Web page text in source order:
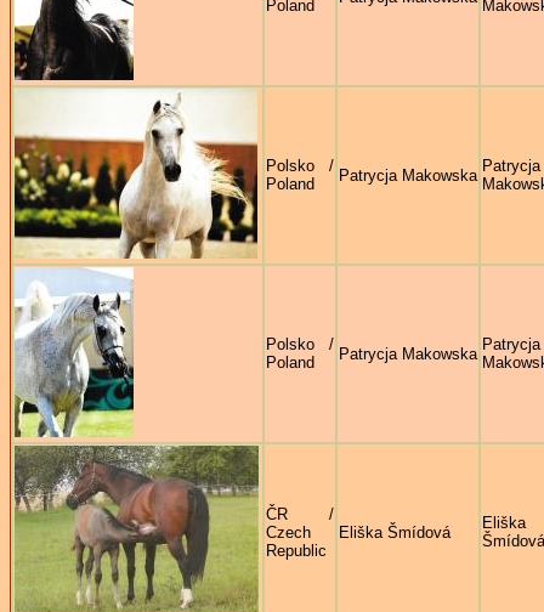
Poland
Polsko /
Poland
Patrycja Makowska
Patrycja
Polsko /
Poland
Patrycja Makowska
Patrycja
ČR /
Czech
Republic
Eliška Šmídová
Eliška
Šmídová